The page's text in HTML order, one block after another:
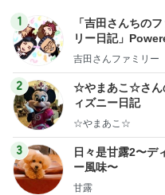
1
「吉田さんちのフ
リー日記」
y Ameba 吉田さん
ログ
吉田さんファミリー
2
☆やまあこ☆さん
ィズニー日記
☆やまあこ☆
3
日々是甘露2〜デ
ー風味〜
甘露